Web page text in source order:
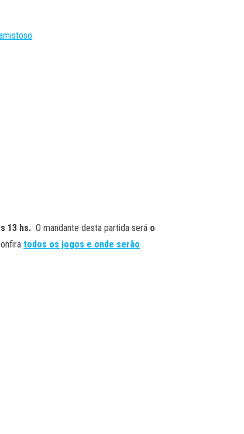
.
13 hs. O mandante desta partida será o
todos os jogos e onde serão